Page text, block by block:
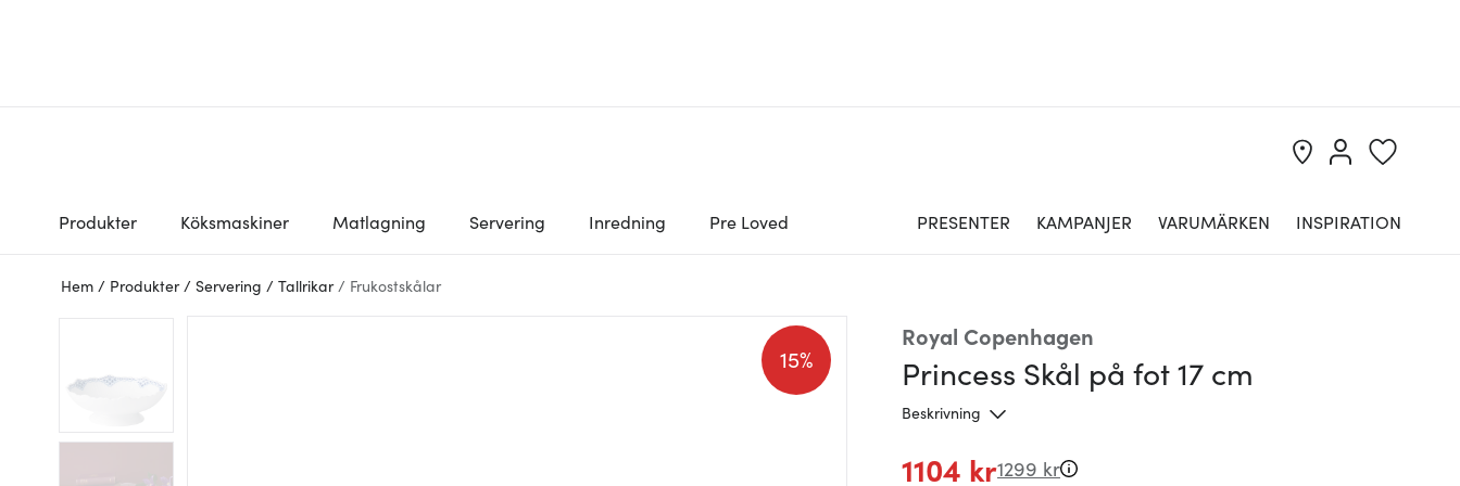
Produkter Köksmaskiner Matlagning Servering Inredning Pre Loved PRESENTER KAMPANJER VARUMÄRKEN INSPIRATION
Hem / Produkter / Servering / Tallrikar / Frukostskålar
Royal Copenhagen
Princess Skål på fot 17 cm
Beskrivning
15%
1104 kr1299 kr